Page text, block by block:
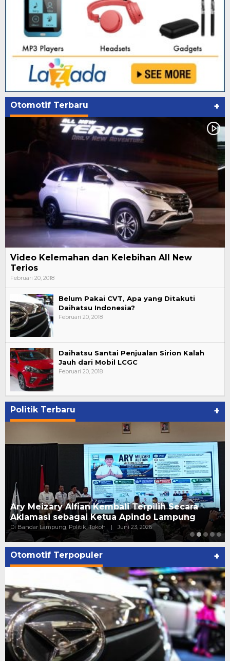
Otomotif Terbaru +
Video Kelemahan dan Kelebihan All New
Terios
Februari 20, 2018
Belum Pakai CVT, Apa yang Ditakuti
Daihatsu Indonesia?
Februari 20, 2018
Daihatsu Santai Penjualan Sirion Kalah
Jauh dari Mobil LCGC
Februari 20, 2018
Politik Terbaru +
Ary Meizary Alfian Kembali Terpilih Secara
Aklamasi sebagai Ketua Apindo Lampung
Di Bandar Lampung, Politik, Tokoh | Juni 23, 2026
Otomotif Terpopuler +